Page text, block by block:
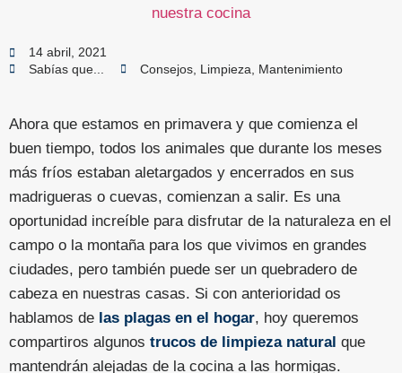
14 abril, 2021
Sabías que...
Consejos Limpieza Mantenimiento
Ahora que estamos en primavera y que comienza el
buen tiempo, todos los animales que durante los meses
más fríos estaban aletargados y encerrados en sus
madrigueras o cuevas, comienzan a salir. Es una
oportunidad increíble para disfrutar de la naturaleza en el
campo o la montaña para los que vivimos en grandes
ciudades, pero también puede ser un quebradero de
cabeza en nuestras casas. Si con anterioridad os
hablamos de las plagas en el hogar, hoy queremos
compartiros algunos trucos de limpieza natural que
mantendrán alejadas de la cocina a las hormigas.